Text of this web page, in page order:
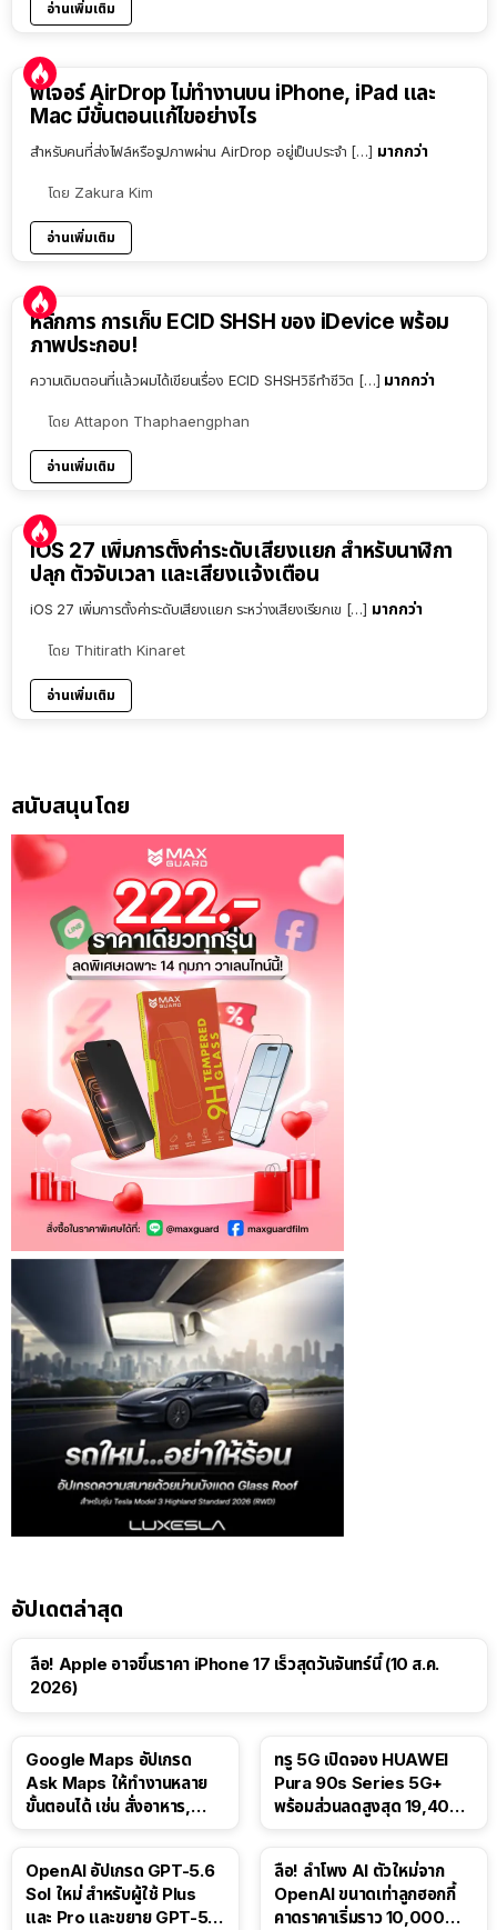
อ่านเพิ่มเติม
ฟีเจอร์ AirDrop ไม่ทำงานบน iPhone, iPad และ
Mac มีขั้นตอนแก้ไขอย่างไร
สำหรับคนที่ส่งไฟล์หรือรูปภาพผ่าน AirDrop อยู่เป็นประจำ […] มากกว่า
โดย Zakura Kim
อ่านเพิ่มเติม
หลักการ การเก็บ ECID SHSH ของ iDevice พร้อม
ภาพประกอบ!
ความเดิมตอนที่แล้วผมได้เขียนเรื่อง ECID SHSHวิธีทำชีวิต […] มากกว่า
โดย Attapon Thaphaengphan
อ่านเพิ่มเติม
iOS 27 เพิ่มการตั้งค่าระดับเสียงแยก สำหรับนาฬิกา
ปลุก ตัวจับเวลา และเสียงแจ้งเตือน
iOS 27 เพิ่มการตั้งค่าระดับเสียงแยก ระหว่างเสียงเรียกเข […] มากกว่า
โดย Thitirath Kinaret
อ่านเพิ่มเติม
สนับสนุนโดย
อัปเดตล่าสุด
ลือ! Apple อาจขึ้นราคา iPhone 17 เร็วสุดวันจันทร์นี้ (10 ส.ค.
2026)
Google Maps อัปเกรด
Ask Maps ให้ทำงานหลาย
ขั้นตอนได้ เช่น สั่งอาหาร,
ทรู 5G เปิดจอง HUAWEI
Pura 90s Series 5G+
พร้อมส่วนลดสูงสุด 19,400
OpenAI อัปเกรด GPT-5.6
Sol ใหม่ สำหรับผู้ใช้ Plus
และ Pro และขยาย GPT-5.6
ลือ! ลำโพง AI ตัวใหม่จาก
OpenAI ขนาดเท่าลูกฮอกกี้
คาดราคาเริ่มราว 10,000